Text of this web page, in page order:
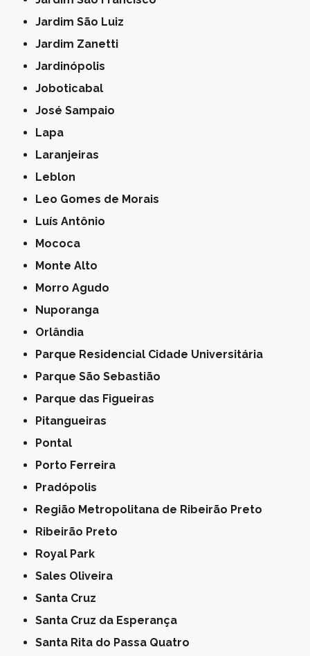
Jardim São Luiz
Jardim Zanetti
Jardinópolis
Joboticabal
José Sampaio
Lapa
Laranjeiras
Leblon
Leo Gomes de Morais
Luís Antônio
Mococa
Monte Alto
Morro Agudo
Nuporanga
Orlândia
Parque Residencial Cidade Universitária
Parque São Sebastião
Parque das Figueiras
Pitangueiras
Pontal
Porto Ferreira
Pradópolis
Região Metropolitana de Ribeirão Preto
Ribeirão Preto
Royal Park
Sales Oliveira
Santa Cruz
Santa Cruz da Esperança
Santa Rita do Passa Quatro